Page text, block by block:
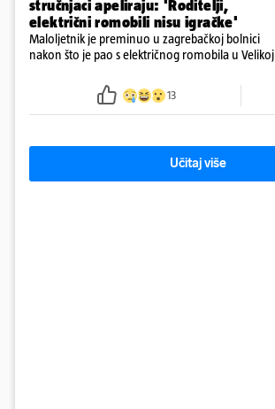
stručnjaci apeliraju: 'Roditelji,
električni romobili nisu igračke'
Maloljetnik je preminuo u zagrebačkoj bolnici
nakon što je pao s električnog romobila u Velikoj
13
Učitaj više